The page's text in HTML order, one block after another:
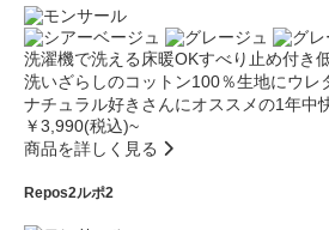
洗濯機で洗える 床暖OKすべり止め付き
洗いざらしのコットン100％生地にウレ
ナチュラル好きさんにオススメの1年中
￥3,990(税込)~
商品を詳しく見る
Repos2 ルポ2